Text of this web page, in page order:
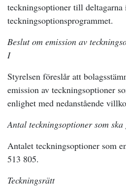
teckningsoptioner till deltagarna
teckningsoptionsprogrammet.
Beslut om emission av
I
Styrelsen föreslår att
emission av teckningsoptioner
enlighet med nedanstående
Antal teckningsoptioner som ska
Antalet teckningsoptioner som
513 805.
Teckningsrätt